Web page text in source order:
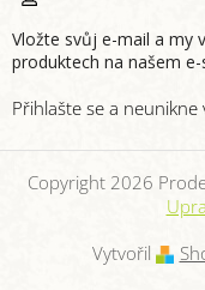
Vložte svůj e-mail a my
produktech na našem e-
Vytvořil
Copyright 2026